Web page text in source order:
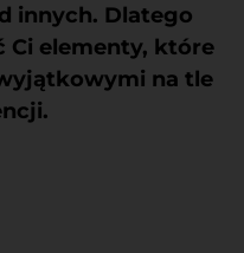
innych. Dlatego
Ci elementy, które
na tle